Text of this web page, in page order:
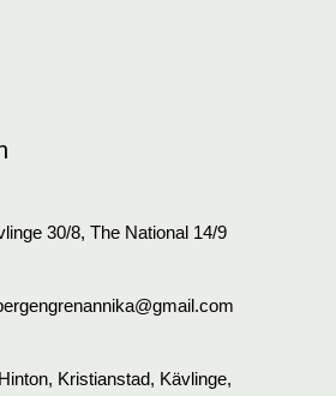
30/8, The National 14/9
Kristianstad, Kävlinge,